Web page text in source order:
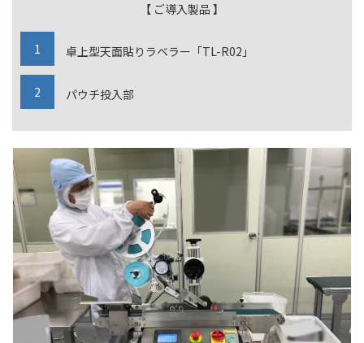
【 ご導入製品 】
卓上型天面貼りラベラー「TL-R02」
パウチ投入部